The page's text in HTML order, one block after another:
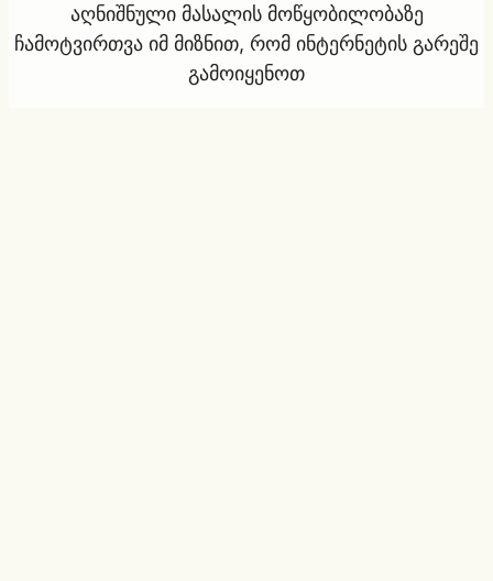
აღნიშნული მასალის მოწყობილობაზე
ჩამოტვირთვა იმ მიზნით, რომ ინტერნეტის გარეშე
გამოიყენოთ